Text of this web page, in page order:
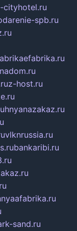
cityhotel.ru
spb.ru
z-host.ru
vlknrussia.ru
bankaribi.ru
sand.ru